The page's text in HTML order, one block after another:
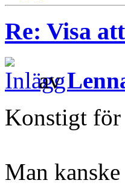
Re: Visa
av
Konstigt för
Man